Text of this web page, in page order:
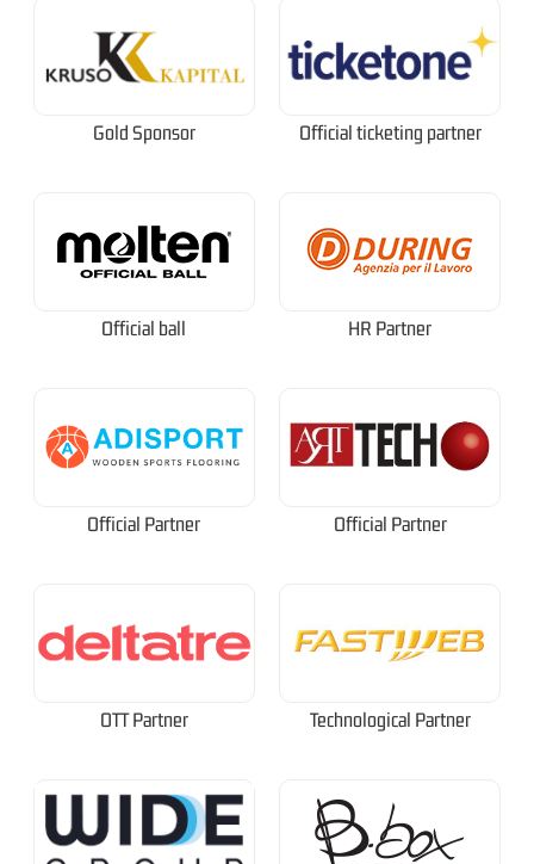
Gold Sponsor Official ticketing partner
Official ball HR Partner
Official Partner Official Partner
OTT Partner Technological Partner